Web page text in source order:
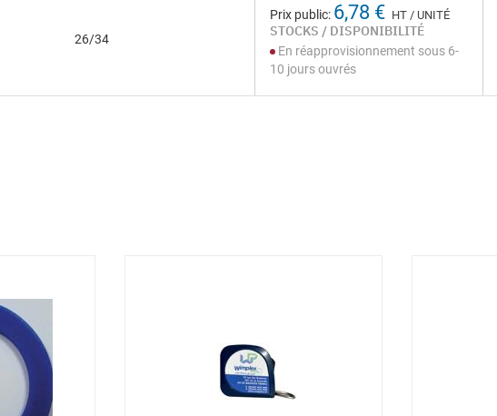
26/34
Prix public: 6,78 € HT / UNITÉ
STOCKS / DISPONIBILITÉ
En réapprovisionnement sous 6-
10 jours ouvrés